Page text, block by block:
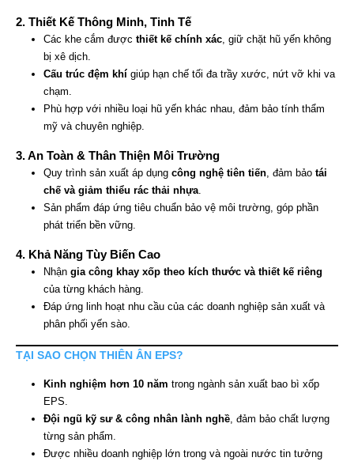
2. Thiết Kế Thông Minh, Tinh Tế
Các khe cắm được thiết kế chính xác , giữ chặt hũ yến không
bị xê dịch.
Cấu trúc đệm khí giúp hạn chế tối đa trầy xước, nứt vỡ khi va
chạm.
Phù hợp với nhiều loại hũ yến khác nhau, đảm bảo tính thẩm
mỹ và chuyên nghiệp.
3. An Toàn & Thân Thiện Môi Trường
Quy trình sản xuất áp dụng công nghệ tiên tiến , đảm bảo tái
chế và giảm thiểu rác thải nhựa
Sản phẩm đáp ứng tiêu chuẩn bảo vệ môi trường, góp phần
phát triển bền vững.
4. Khả Năng Tùy Biến Cao
Nhận gia công khay xốp theo kích thước và thiết kế riêng
của từng khách hàng.
Đáp ứng linh hoạt nhu cầu của các doanh nghiệp sản xuất và
phân phối yến sào.
TẠI SAO CHỌN THIÊN ÂN EPS?
Kinh nghiệm hơn 10 năm trong ngành sản xuất bao bì xốp
EPS.
Đội ngũ kỹ sư & công nhân lành nghề , đảm bảo chất lượng
từng sản phẩm.
Được nhiều doanh nghiệp lớn trong và ngoài nước tin tưởng